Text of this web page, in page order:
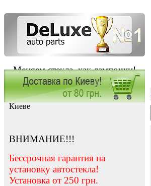
Меняем стекла, как лампочки!
Заказать установку автостекла в
Киеве
ВНИМАНИЕ!!!
Бессрочная гарантия на
установку автостекла!
Установка от 250 грн.